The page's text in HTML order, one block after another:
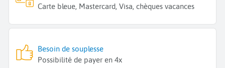
Carte bleue, Mastercard, Visa, chèques vacances
Besoin de souplesse
Possibilité de payer en 4x